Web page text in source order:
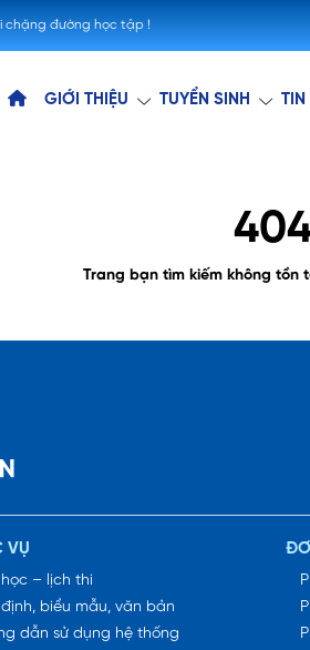
chặng đường học tập !
GIỚI THIỆU TUYỂN SINH TIN
Trang bạn tìm kiếm không tồn
VỤ
học – lịch thi
biểu mẫu, văn bản
dẫn sử dụng hệ thống